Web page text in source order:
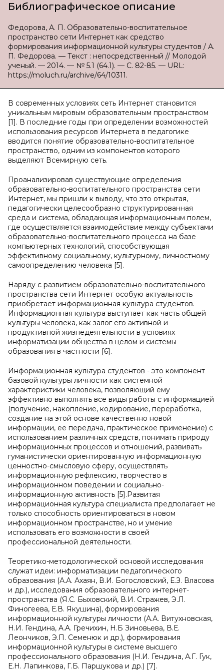
Библиографическое описание
Федорова, А. П. Образовательно-воспитательное
пространство сети Интернет как средство
формирования информационной культуры студентов / А.
П. Федорова. — Текст : непосредственный // Молодой
ученый. — 2014. — № 5.1 (64.1). — С. 82-85. — URL:
https://moluch.ru/archive/64/10311.
В современных условиях сеть Интернет становится
уникальным мировым образовательным пространством
[1]. В последние годы при определении возможностей
использования ресурсов Интернета в педагогике
вводится понятие образовательно-воспитательное
пространство, одним из компонентов которого
выделяют Всемирную сеть.
Проанализировав существующие определения
образовательно-воспитательного пространства сети
Интернет, мы пришли к выводу, что это открытая,
педагогически целесообразно структурированная
среда и система, обладающая информационным полем,
где осуществляется взаимодействие между субъектами
образовательно-воспитательного процесса на базе
компьютерных технологий, способствующая
эффективному социальному, культурному, личностному
самоопределению человека [5].
Наряду с развитием образовательно-воспитательного
пространства сети Интернет особую актуальность
приобретает информационная культура студентов.
Информационная культура выступает как часть общей
культуры человека, как залог его активной и
продуктивной жизнедеятельности в условиях
информатизации общества в целом и системы
образования в частности [6].
Информационная культура студентов - это компонент
базовой культуры личности как системной
характеристики человека, позволяющий ему
эффективно выполнять все виды работы с информацией
(получение, накопление, кодирование, переработка,
создание на этой основе качественно новой
информации, ее передача, практическое применение) с
использованием различных средств, понимать природу
информационных процессов и отношений, развивать
гуманистически ориентированную информационную
ценностно-смысловую сферу, осуществлять
информационную рефлексию, творчество в
информационном поведении и социально-
информационную активность [5].Развитая
информационная культура специалиста предполагает не
только способность ориентироваться в новом
информационном пространстве, но и умение
использовать его возможности в своей
профессиональной деятельности.
Теоретико-методологической основой исследования
служат идеи: информатизации педагогического
образования (А.А. Ахаян, В.И. Богословский, Е.З. Власова
и др.), исследования образовательного интернет-
пространства (Я.С. Быховский, В.И. Стражев, Э.Л.
Финогеева, Е.В. Якушина), формирования
информационной культуры личности (А.А. Витухновская,
Н.И. Гендина, A.A. Гречихин, Н.Б Зиновьева, В.Е.
Леончиков, Э.П. Семенюк и др.), формирования
информационной культуры в системе высшего
профессионального образования (Н.И. Гендина, А.Г. Гук,
Е.Н. Лапинкова, Г.Б. Паршукова и др.) [7].